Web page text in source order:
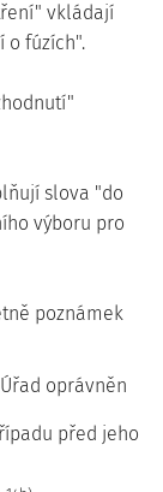
vkládají
o fúzích".
slova "do
výboru pro
poznámek
oprávněn
před jeho